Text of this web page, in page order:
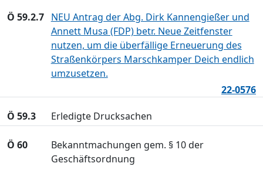
Ö 59.2.7 NEU Antrag der Abg. Dirk Kannengießer und
Annett Musa (FDP) betr. Neue Zeitfenster
nutzen, um die überfällige Erneuerung des
Straßenkörpers Marschkamper Deich endlich
umzusetzen.
22-0576
Ö 59.3 Erledigte Drucksachen
Ö 60
Bekanntmachungen gem. § 10 der
Geschäftsordnung